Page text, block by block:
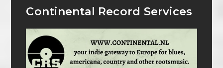
Continental Record Services